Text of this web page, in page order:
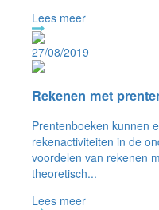
Lees meer
27/08/2019
Rekenen met
Prentenboeken kunnen
rekenactiviteiten in de
voordelen van rekenen
theoretisch...
Lees meer